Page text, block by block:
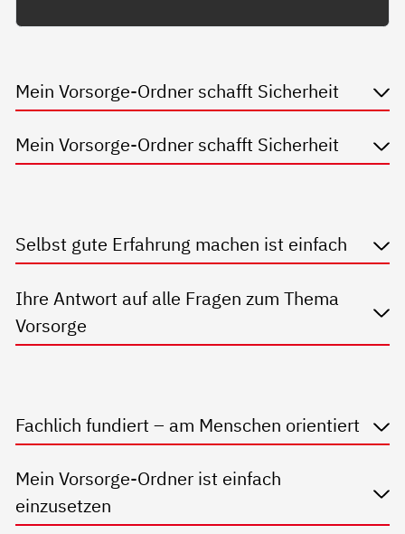
Mein Vorsorge-Ordner schafft Sicherheit
Mein Vorsorge-Ordner schafft Sicherheit
Selbst gute Erfahrung machen ist einfach
Ihre Antwort auf alle Fragen zum Thema
Vorsorge
Fachlich fundiert – am Menschen orientiert
Mein Vorsorge-Ordner ist einfach
einzusetzen